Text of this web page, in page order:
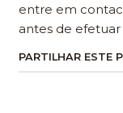
entre em
antes de efetuar
PARTILHAR ESTE